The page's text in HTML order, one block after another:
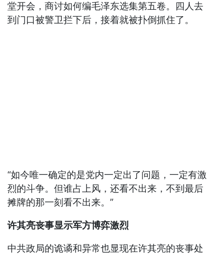
堂开会，商讨如何编毛泽东选集第五卷。四人去
到门口被警卫拦下后，接着就被扑倒抓住了。
“如今唯一确定的是党内一定出了问题，一定有激
烈的斗争。但谁占上风，还看不出来，不到最后
摊牌的那一刻看不出来。”
许其亮丧事显示军方博弈激烈
中共政局的诡谲和异常也显现在许其亮的丧事处